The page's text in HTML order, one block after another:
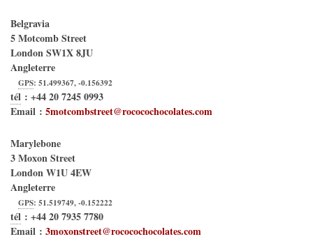
Belgravia
5 Motcomb Street
LondonSW1X 8JU
Angleterre
GPS:51.499367,-0.156392
tél : +44 20 7245 0993
Email : 5motcombstreet@rococochocolates.com
Marylebone
3 Moxon Street
LondonW1U 4EW
Angleterre
GPS:51.519749,-0.152222
tél : +44 20 7935 7780
Email : 3moxonstreet@rococochocolates.com